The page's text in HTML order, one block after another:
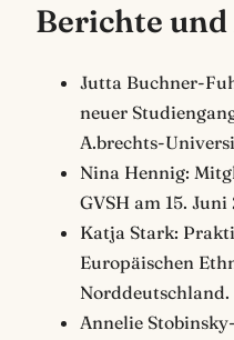
Berichte
Jutta Buchner-
neuer
A.brechts-
Nina Hennig:
GVSH am 15. Juni
Katja Stark:
Europäischen
Annelie